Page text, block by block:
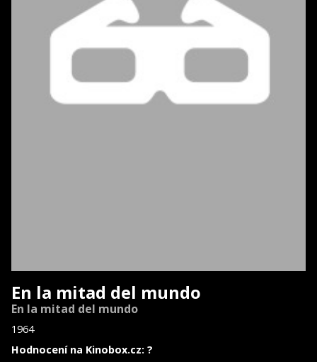
En la mitad del mundo
En la mitad del mundo
1964
Hodnocení na Kinobox.cz: ?